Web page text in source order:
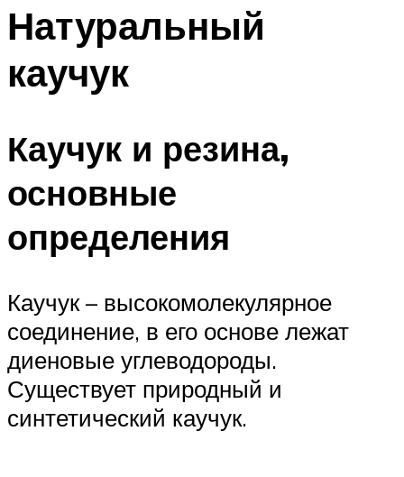
Натуральный
каучук
Каучук и резина,
основные
определения
Каучук – высокомолекулярное
соединение, в его основе лежат
диеновые углеводороды.
Существует природный и
синтетический каучук.